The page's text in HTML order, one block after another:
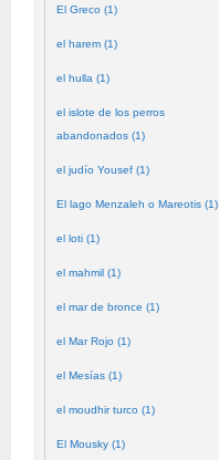
El Greco (1)
el harem (1)
el hulla (1)
el islote de los perros
abandonados (1)
el judío Yousef (1)
El lago Menzaleh o Mareotis (1)
el loti (1)
el mahmil (1)
el mar de bronce (1)
el Mar Rojo (1)
el Mesías (1)
el moudhir turco (1)
El Mousky (1)